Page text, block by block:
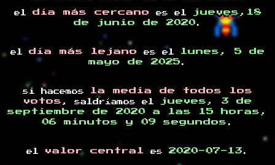
el día más cercano es el
jueves,18
de junio de 2020 .
el día más lejano es el
lunes, 5 de
mayo de 2025 .
si hacemos
la media de todos los
votos , saldríamos el
jueves, 3 de
septiembre de 2020 a las 15 horas,
06 minutos y 09 segundos .
el valor central es 2020-07-13 .